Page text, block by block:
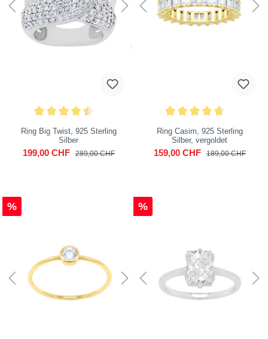
Ring Big Twist, 925 Sterling
Silber
199,00 CHF 289,00 CHF
Ring Casim, 925 Sterling
Silber, vergoldet
159,00 CHF 189,00 CHF
% %